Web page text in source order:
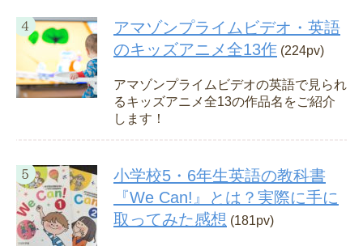
アマゾンプライムビデオ・英語
のキッズアニメ全13作 (224pv)
アマゾンプライムビデオの英語で見られ
るキッズアニメ全13の作品名をご紹介
します！
小学校5・6年生英語の教科書
『We Can!』とは？実際に手に
取ってみた感想 (181pv)